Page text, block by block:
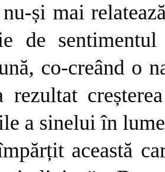
și mai
de
co-creând o
rezultat
a sinelui în
această